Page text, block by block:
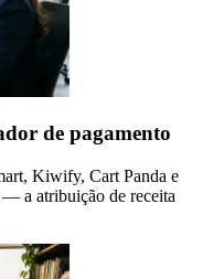
de pagamento
Kiwify, Cart Panda e
— a atribuição de receita